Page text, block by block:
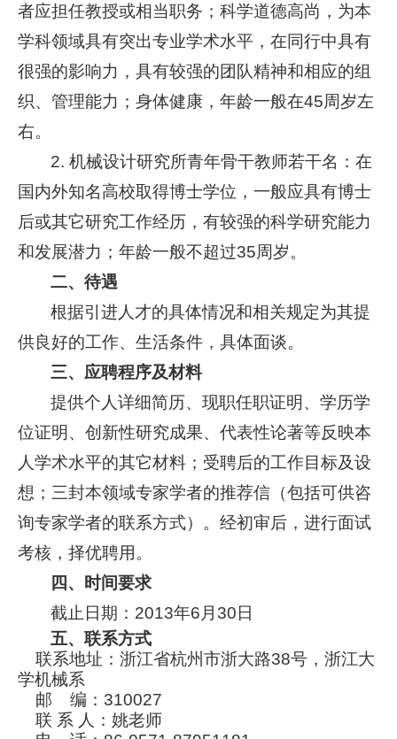
者应担任教授或相当职务；科学道德高尚，为本
学科领域具有突出专业学术水平，在同行中具有
很强的影响力，具有较强的团队精神和相应的组
织、管理能力；身体健康，年龄一般在45周岁左
右。
2.机械设计研究所青年骨干教师若干名：在
国内外知名高校取得博士学位，一般应具有博士
后或其它研究工作经历，有较强的科学研究能力
和发展潜力；年龄一般不超过35周岁。
二、待遇
根据引进人才的具体情况和相关规定为其提
供良好的工作、生活条件，具体面谈。
三、应聘程序及材料
提供个人详细简历、现职任职证明、学历学
位证明、创新性研究成果、代表性论著等反映本
人学术水平的其它材料；受聘后的工作目标及设
想；三封本领域专家学者的推荐信（包括可供咨
询专家学者的联系方式）。经初审后，进行面试
考核，择优聘用。
四、时间要求
截止日期：2013年6月30日
五、联系方式
联系地址：浙江省杭州市浙大路38号，浙江大
学机械系
邮 编：310027
联 系 人：姚老师